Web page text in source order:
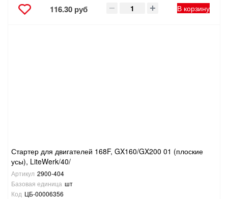
116.30 руб В корзину
Стартер для двигателей 168F, GX160/GX200 01 (плоские
усы), LiteWerk/40/
Артикул 2900-404
Базовая единица шт
Код ЦБ-00006356